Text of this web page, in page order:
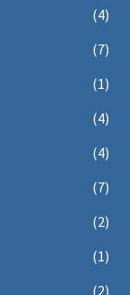
(4)
(7)
(1)
(4)
(4)
(7)
(2)
(1)
(2)